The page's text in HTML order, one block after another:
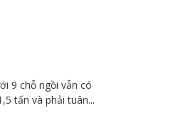
9 chỗ ngồi vẫn có
tấn và phải tuân...